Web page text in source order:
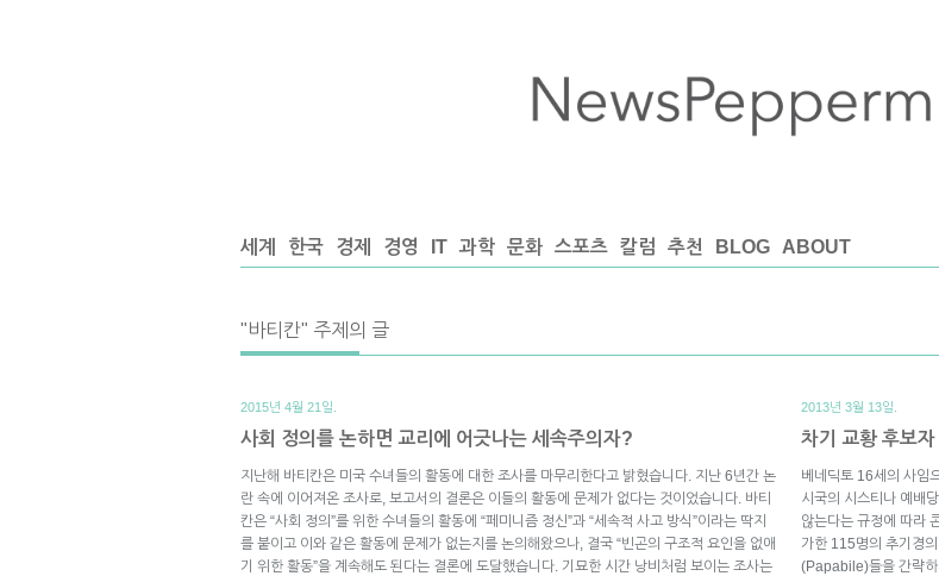
세계 한국 경제 경영 IT 과학 문화 스포츠 칼럼 추천 BLOG ABOUT
"바티칸" 주제의 글
2015년 4월 21일.
사회 정의를 논하면 교리에 어긋나는 세속주의자?
지난해 바티칸은 미국 수녀들의 활동에 대한 조사를 마무리한다고 밝혔습니다. 지난 6년간 논
란 속에 이어져온 조사로, 보고서의 결론은 이들의 활동에 문제가 없다는 것이었습니다. 바티
칸은 “사회 정의”를 위한 수녀들의 활동에 “페미니즘 정신”과 “세속적 사고 방식”이라는 딱지
를 붙이고 이와 같은 활동에 문제가 없는지를 논의해왔으나, 결국 “빈곤의 구조적 요인을 없애
기 위한 활동”을 계속해도 된다는 결론에 도달했습니다. 기묘한 시간 낭비처럼 보이는 조사는
2013년 3월 13일.
차기 교황 후보
베네딕토 16세의 사임
시국의 시스티나 예배
않는다는 규정에 따라
가한 115명의 추기경
(Papabile)들을 간략하